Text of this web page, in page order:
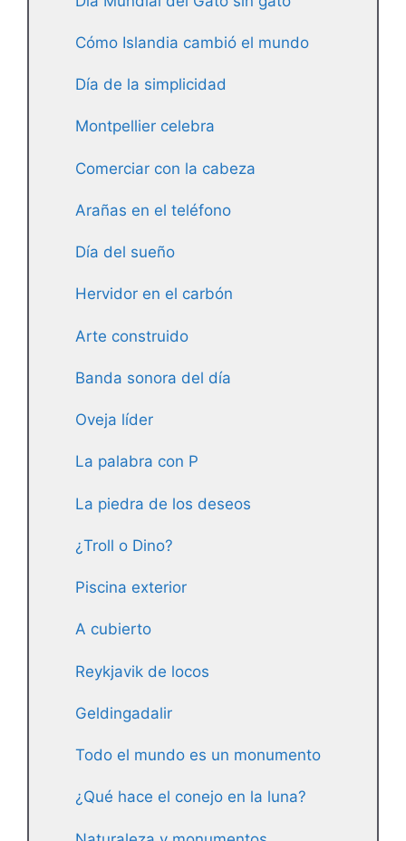
Cómo Islandia cambió el mundo
Día de la simplicidad
Montpellier celebra
Comerciar con la cabeza
Arañas en el teléfono
Día del sueño
Hervidor en el carbón
Arte construido
Banda sonora del día
Oveja líder
La palabra con P
La piedra de los deseos
¿Troll o Dino?
Piscina exterior
A cubierto
Reykjavik de locos
Geldingadalir
Todo el mundo es un monumento
¿Qué hace el conejo en la luna?